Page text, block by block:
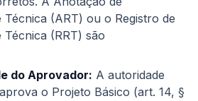
Técnica (ART) ou o Registro de
Técnica (RRT) são
do Aprovador: A autoridade
o Projeto Básico (art. 14, §